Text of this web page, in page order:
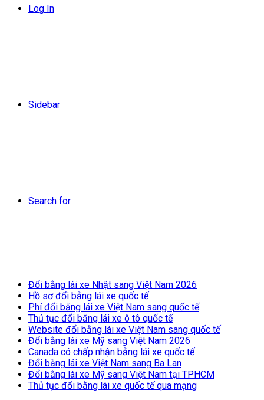
Log In
Sidebar
Search for
Đổi bằng lái xe Nhật sang Việt Nam 2026
Hồ sơ đổi bằng lái xe quốc tế
Phí đổi bằng lái xe Việt Nam sang quốc tế
Thủ tục đổi bằng lái xe ô tô quốc tế
Website đổi bằng lái xe Việt Nam sang quốc tế
Đổi bằng lái xe Mỹ sang Việt Nam 2026
Canada có chấp nhận bằng lái xe quốc tế
Đổi bằng lái xe Việt Nam sang Ba Lan
Đổi bằng lái xe Mỹ sang Việt Nam tại TPHCM
Thủ tục đổi bằng lái xe quốc tế qua mạng